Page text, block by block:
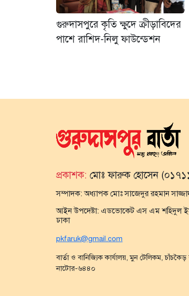
গুরুদাসপুরে কৃতি ক্ষুদে ক্রীড়াবিদের
পাশে রাশিদ-নিলু ফাউন্ডেশন
প্রকাশক: মোঃ ফারুক হোসেন
সম্পাদক:অধ্যাপক মোঃ সাজেদুর রহমান
আইন উপদেষ্টা: এডভোকেট এস এম শহিদুল
ঢাকা
pkfaruk@gmail.com
বার্তা ও বানিজ্যিক কার্যালয়, মুন টেলিকম,
নাটোর-৬৪৪০